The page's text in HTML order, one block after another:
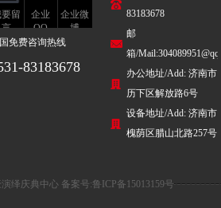
留
言
企业
QQ
企业微
博
免费咨询热线
83183678
83183678
邮
箱/
办公地址/Add: 济南市
历下区解放路6号
设备地址/Add: 济南市
槐荫区腊山北路257号
绎庆典中心 备案号:鲁ICP备15013159号